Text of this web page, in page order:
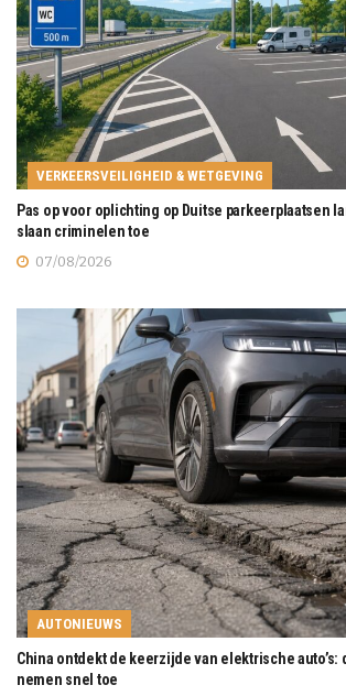
VERKEERSVEILIGHEID & WETGEVING
Pas op voor oplichting op Duitse parkeerplaatsen
slaan criminelen toe
07/08/2026
AUTONIEUWS
China ontdekt de keerzijde van elektrische auto’s:
nemen snel toe